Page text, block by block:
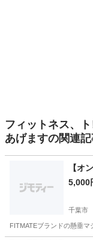
フィットネス、
あげますの関連
【オ
5,000
千葉市
FITMATEブランドの懸垂